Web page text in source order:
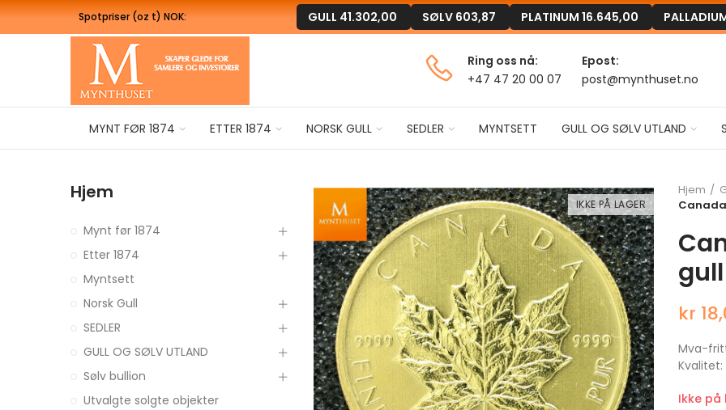
Spotpriser (oz t) NOK:
Ring oss nå:
+47 47 20 00 07
Epost:
post@mynthuset.no
MYNT FØR 1874 ETTER 1874 NORSK GULL SEDLER MYNTSETT GULL OG SØLV UTLAND
GULL 41.302,00 SØLV 603,87 PLATINUM 16.645,00
IKKE PÅ LAGER
Hjem
Canada
kr
Mva-
Kvalitet:
Ikke på
Hjem
Mynt før 1874
Etter 1874
Myntsett
Norsk Gull
SEDLER
GULL OG SØLV UTLAND
Sølv bullion
Utvalgte solgte objekter